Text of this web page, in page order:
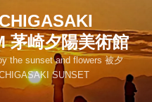
茅崎夕陽美術館
the sunset and flowers 被夕
SUNSET